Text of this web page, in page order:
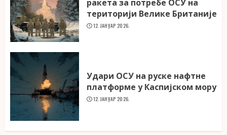
ракета за потребе ОСУ на
територији Велике Британије
12. ЈАНУАР 2026.
Удари ОСУ на руске нафтне
платформе у Каспијском мору
12. ЈАНУАР 2026.